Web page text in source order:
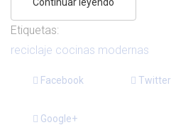
Etiquetas:
reciclaje cocinas modernas
Facebook Twitter
Google+